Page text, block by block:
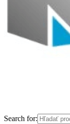
Search for: